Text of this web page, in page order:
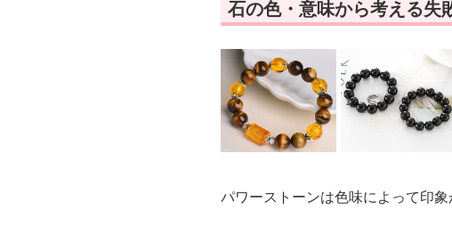
石の色・意味から考える失
パワーストーンは色味によって印象